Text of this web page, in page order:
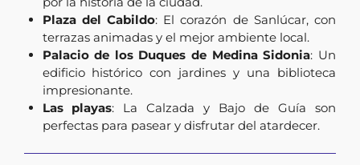
Plaza del Cabildo: El corazón de Sanlúcar, con
terrazas animadas y el mejor ambiente local.
Palacio de los Duques de Medina Sidonia: Un
edificio histórico con jardines y una biblioteca
impresionante.
Las playas: La Calzada y Bajo de Guía son
perfectas para pasear y disfrutar del atardecer.